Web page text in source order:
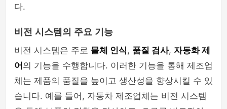
다.
비전 시스템의 주요 기능
비전 시스템은 주로 물체 인식, 품질 검사, 자동화 제
어 의 기능을 수행합니다. 이러한 기능을 통해 제조업
체는 제품의 품질을 높이고 생산성을 향상시킬 수 있
습니다. 예를 들어, 자동차 제조업체는 비전 시스템